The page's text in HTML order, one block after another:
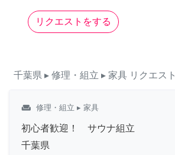
リクエストをする
千葉県 ▸ 修理・組立 ▸ 家具 リクエスト
weekend 修理・組立 ▸ 家具
初心者歓迎！ サウナ組立
千葉県